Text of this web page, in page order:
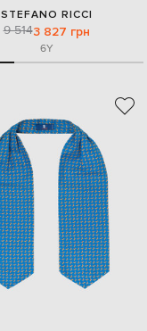
STEFANO RICCI
9 5143 827 грн
6Y